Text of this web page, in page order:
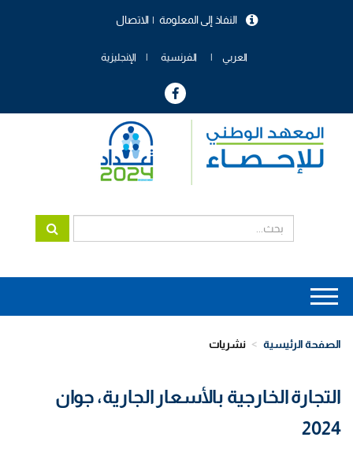
الاتصال النفاذ إلى المعلومة
العربي الفرنسية الإنجليزية
Main
navigation
الصفحة الرئيسية نشريات
التجارة الخارجية بالأسعار الجارية، جوان
2024